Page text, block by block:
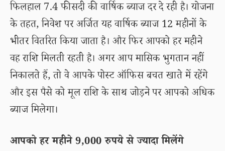
फिलहाल 7.4 फीसदी की वार्षिक ब्याज दर दे रही है। योजना
के तहत, निवेश पर अर्जित यह वार्षिक ब्याज 12 महीनों के
भीतर वितरित किया जाता है। और फिर आपको हर महीने
वह राशि मिलती रहती है। अगर आप मासिक भुगतान नहीं
निकालते हैं, तो वे आपके पोस्ट ऑफिस बचत खाते में रहेंगे
और इस पैसे को मूल राशि के साथ जोड़ने पर आपको अधिक
ब्याज मिलेगा।
आपको हर महीने 9,000 रुपये से ज्यादा मिलेंगे